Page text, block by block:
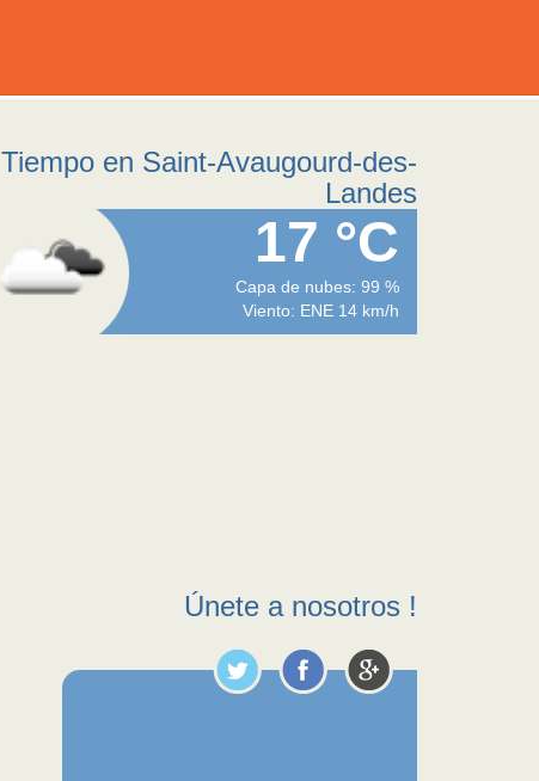
Tiempo en Saint-Avaugourd-des-
Landes
17 °C
Capa de nubes: 99 %
Viento: ENE 14 km/h
Únete a nosotros !